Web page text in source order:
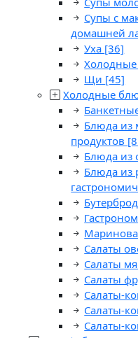
Супы с
домашней
Уха [36]
Щи [45]
Холодные
Блюда из
продуктов
Блюда из
Блюда
Салаты
Салаты
Салаты
Салаты-
Салаты-
Салаты-